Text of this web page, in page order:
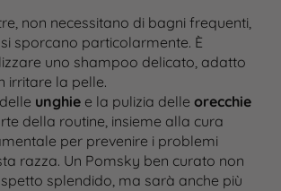
non necessitano di bagni frequenti,
sporcano particolarmente. È
uno shampoo delicato, adatto
irritare la pelle.
unghiee la pulizia delle orecchie
della routine, insieme alla cura
per prevenire i problemi
razza. Un Pomsky ben curato non
splendido, ma sarà anche più